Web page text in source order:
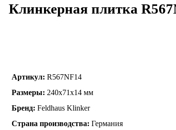
Клинкерная плитка
Артикул: R567NF14
Размеры: 240x71x14 мм
Бренд: Feldhaus Klinker
Страна производства: Германия